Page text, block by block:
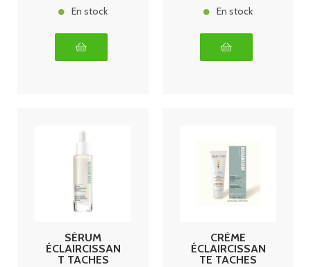
En stock En stock
SÉRUM
ÉCLAIRCISSAN
T TACHES
CRÈME
ÉCLAIRCISSAN
TE TACHES